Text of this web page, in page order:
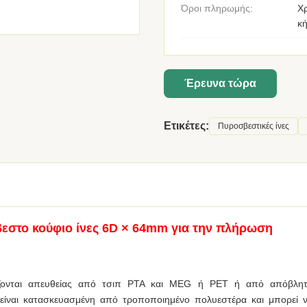
Όροι πληρωμής:
Έρευνα τώρα
Ετικέτες: Πυροσβεστικές ίνες
κούφιο ίνες 6D × 64mm για την πλήρωση
απευθείας από τσιπ PTA και MEG ή PET ή από
κατασκευασμένη από τροποποιημένο πολυεστέρα και μπορεί